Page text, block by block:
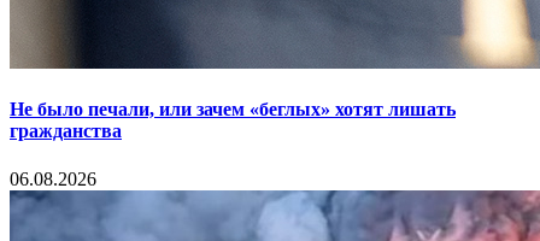
Не было печали, или зачем «беглых» хотят лишать
гражданства
06.08.2026